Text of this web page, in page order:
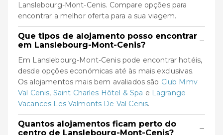
Lanslebourg-Mont-Cenis. Compare opções para
encontrar a melhor oferta para a sua viagem.
Que tipos de alojamento posso encontrar
em Lanslebourg-Mont-Cenis?
−
Em Lanslebourg-Mont-Cenis pode encontrar hotéis,
desde opções económicas até às mais exclusivas.
Os alojamentos mais bem avaliados são Club Mmv
Val Cenis, Saint Charles Hôtel & Spa e Lagrange
Vacances Les Valmonts De Val Cenis.
Quantos alojamentos ficam perto do
centro de Lanslebourg-Mont-Cenis?
−